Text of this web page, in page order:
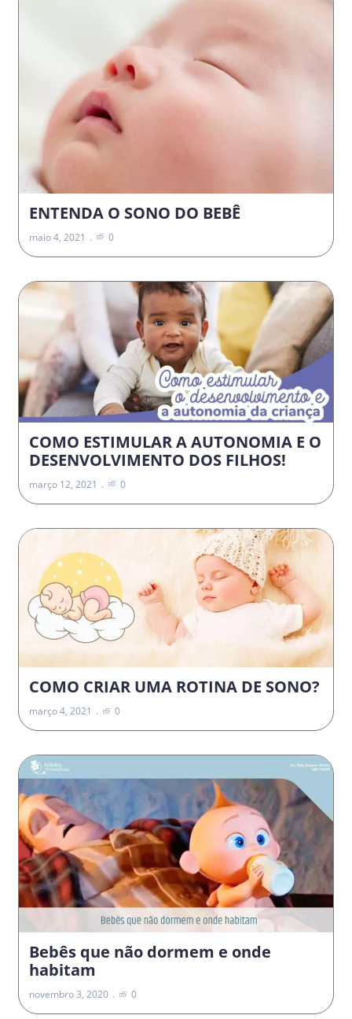
ENTENDA O SONO DO BEBÊ
maio 4, 2021 0
COMO ESTIMULAR A AUTONOMIA E O
DESENVOLVIMENTO DOS FILHOS!
março 12, 2021 0
COMO CRIAR UMA ROTINA DE SONO?
março 4, 2021 0
Bebês que não dormem e onde
habitam
novembro 3, 2020 0